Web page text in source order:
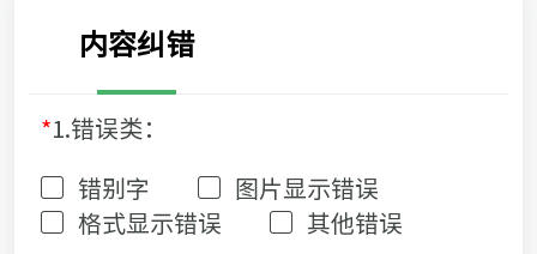
内容纠错
*1.错误类：
错别字
图片显示错误
格式显示错误
其他错误